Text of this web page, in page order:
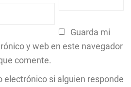
Guarda mi
y web en este navegador
comente.
electrónico si alguien responde